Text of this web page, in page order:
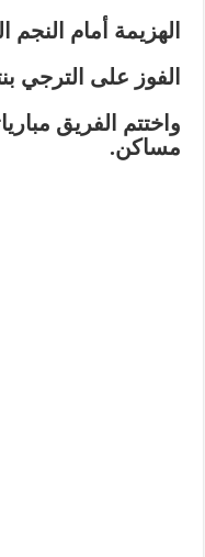
الهزيمة أمام النجم
الفوز على الترجي
واختتم الفريق
مساكن.